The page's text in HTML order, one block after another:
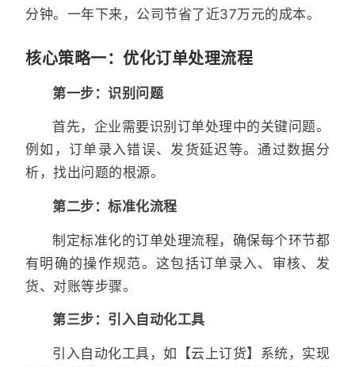
分钟。一年下来，公司节省了近37万元的成本。
核心策略一：优化订单处理流程
第一步：识别问题
首先，企业需要识别订单处理中的关键问题。
例如，订单录入错误、发货延迟等。通过数据分
析，找出问题的根源。
第二步：标准化流程
制定标准化的订单处理流程，确保每个环节都
有明确的操作规范。这包括订单录入、审核、发
货、对账等步骤。
第三步：引入自动化工具
引入自动化工具，如【云上订货】系统，实现